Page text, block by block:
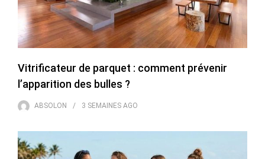
Vitrificateur de parquet : comment prévenir
l’apparition des bulles ?
ABSOLON 3 SEMAINES AGO